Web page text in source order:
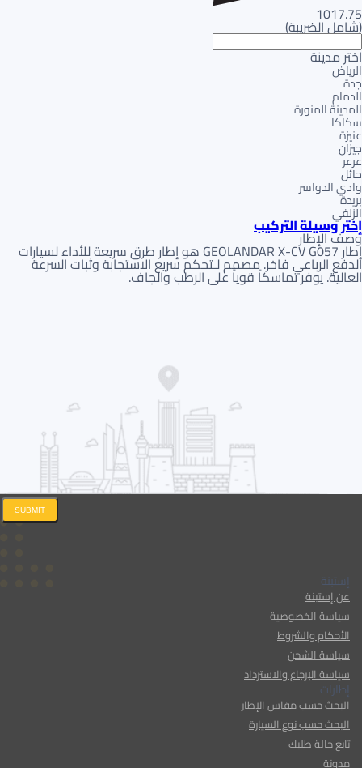
1017.75
(شامل الضريبة)
اختر مدينة
الرياض
جدة
الدمام
المدينة المنورة
سكاكا
عنيزة
جيزان
عرعر
حائل
وادي الدواسر
بريدة
الزلفي
إختر وسيلة التركيب
وصف الإطار
إطار GEOLANDAR X-CV G057 هو إطار طرق سريعة للأداء لسيارات
الدفع الرباعي فاخر. مصمم لـتحكم سريع الاستجابة وثبات السرعة
العالية. يوفر تماسكاً قوياً على الرطب والجاف.
إستبنة
عن إستبنة
سياسة الخصوصية
الأحكام والشروط
سياسة الشحن
سياسة الإرجاع والاسترداد
إطارات
البحث حسب مقاس الإطار
البحث حسب نوع السيارة
تابع حالة طلبك
مدونة
SUBMIT